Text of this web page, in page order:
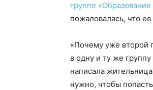
группе
пожаловалась, что
«Почему уже второй
в одну и ту же
написала
нужно, чтобы